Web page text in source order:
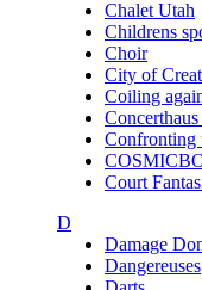
Chalet Utah
Childrens
Choir
City of
Coiling
Confronting
Court
D
Damage
Dangereuses